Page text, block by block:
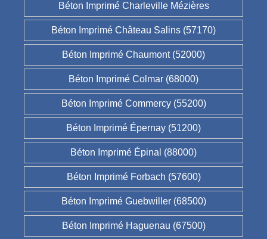
Béton Imprimé Charleville Mézières
Béton Imprimé Château Salins (57170)
Béton Imprimé Chaumont (52000)
Béton Imprimé Colmar (68000)
Béton Imprimé Commercy (55200)
Béton Imprimé Épernay (51200)
Béton Imprimé Épinal (88000)
Béton Imprimé Forbach (57600)
Béton Imprimé Guebwiller (68500)
Béton Imprimé Haguenau (67500)